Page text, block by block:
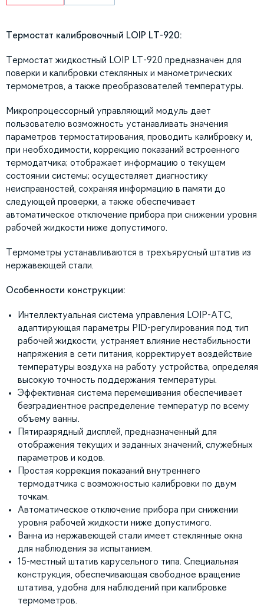
Термостат калибровочный LOIP LT-920:
Термостат жидкостный LOIP LT-920 предназначен для
поверки и калибровки стеклянных и манометрических
термометров, а также преобразователей температуры.
Микропроцессорный управляющий модуль дает
пользователю возможность устанавливать значения
параметров термостатирования, проводить калибровку и,
при необходимости, коррекцию показаний встроенного
термодатчика; отображает информацию о текущем
состоянии системы; осуществляет диагностику
неисправностей, сохраняя информацию в памяти до
следующей проверки, а также обеспечивает
автоматическое отключение прибора при снижении уровня
рабочей жидкости ниже допустимого.
Термометры устанавливаются в трехъярусный штатив из
нержавеющей стали.
Особенности конструкции:
Интеллектуальная система управления LOIP-AТC,
адаптирующая параметры PID-регулирования под тип
рабочей жидкости, устраняет влияние нестабильности
напряжения в сети питания, корректирует воздействие
температуры воздуха на работу устройства, определяя
высокую точность поддержания температуры.
Эффективная система перемешивания обеспечивает
безградиентное распределение температур по всему
объему ванны.
Пятиразрядный дисплей, предназначенный для
отображения текущих и заданных значений, служебных
параметров и кодов.
Простая коррекция показаний внутреннего
термодатчика с возможностью калибровки по двум
точкам.
Автоматическое отключение прибора при снижении
уровня рабочей жидкости ниже допустимого.
Ванна из нержавеющей стали имеет стеклянные окна
для наблюдения за испытанием.
15-местный штатив карусельного типа. Специальная
конструкция, обеспечивающая свободное вращение
штатива, удобна для наблюдений при калибровке
термометров.